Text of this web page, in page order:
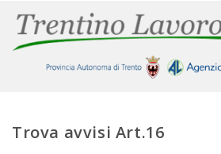
Trova avvisi Art.16